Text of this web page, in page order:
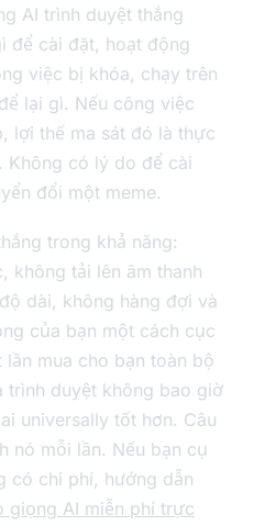
AI trình duyệt thắng
để cài đặt, hoạt động
việc bị khóa, chạy trên
lại gì. Nếu công việc
lợi thế ma sát đó là thực
Không có lý do để cài
đổi một meme.
trong khả năng:
không tải lên âm thanh
dài, không hàng đợi và
của bạn một cách cục
mua cho bạn toàn bộ
duyệt không bao giờ
universally tốt hơn. Câu
nó mỗi lần. Nếu bạn cụ
có chi phí, hướng dẫn
giọng AI miễn phí trực